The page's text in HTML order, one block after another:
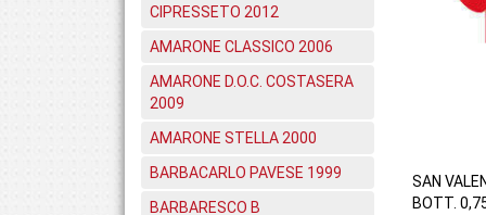
CIPRESSETO 2012
AMARONE CLASSICO 2006
AMARONE D.O.C. COSTASERA
2009
AMARONE STELLA 2000
BARBACARLO PAVESE 1999
BARBARESCO B
SAN
BOTT.